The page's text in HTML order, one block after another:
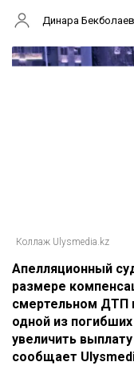
Динара
Коллаж Ulysmedia.kz
Апелляционный
размере
смертельном ДТП
одной из
увеличить
сообщает